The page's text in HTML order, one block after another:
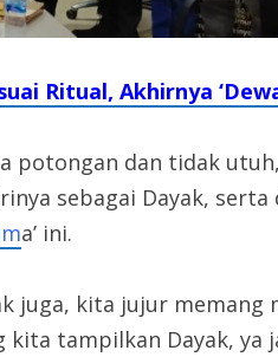
Ritual, Akhirnya
potongan dan tidak
sebagai Dayak,
a’ ini.
juga, kita jujur
tampilkan Dayak, ya